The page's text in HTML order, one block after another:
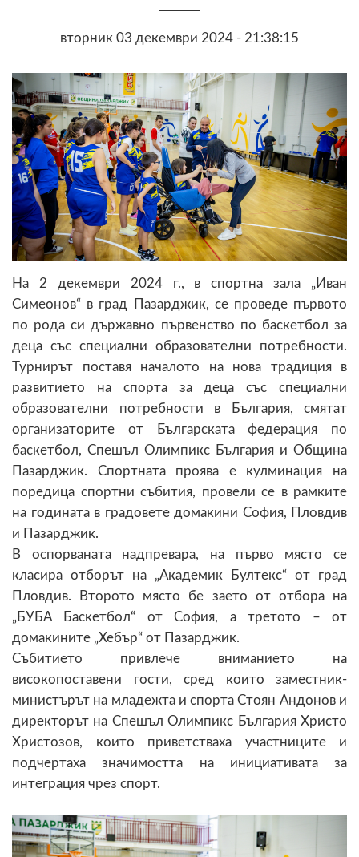
вторник 03 декември 2024 - 21:38:15
На 2 декември 2024 г., в спортна зала „Иван
Симеонов“ в град Пазарджик, се проведе първото
по рода си държавно първенство по баскетбол за
деца със специални образователни потребности.
Турнирът поставя началото на нова традиция в
развитието на спорта за деца със специални
образователни потребности в България, смятат
организаторите от Българската федерация по
баскетбол, Спешъл Олимпикс България и Община
Пазарджик. Спортната проява е кулминация на
поредица спортни събития, провели се в рамките
на годината в градовете домакини София, Пловдив
и Пазарджик.
В оспорваната надпревара, на първо място се
класира отборът на „Академик Бултекс“ от град
Пловдив. Второто място бе заето от отбора на
„БУБА Баскетбол“ от София, а третото – от
домакините „Хебър“ от Пазарджик.
Събитието привлече вниманието на
високопоставени гости, сред които заместник-
министърът на младежта и спорта Стоян Андонов и
директорът на Спешъл Олимпикс България Христо
Христозов, които приветстваха участниците и
подчертаха значимостта на инициативата за
интеграция чрез спорт.